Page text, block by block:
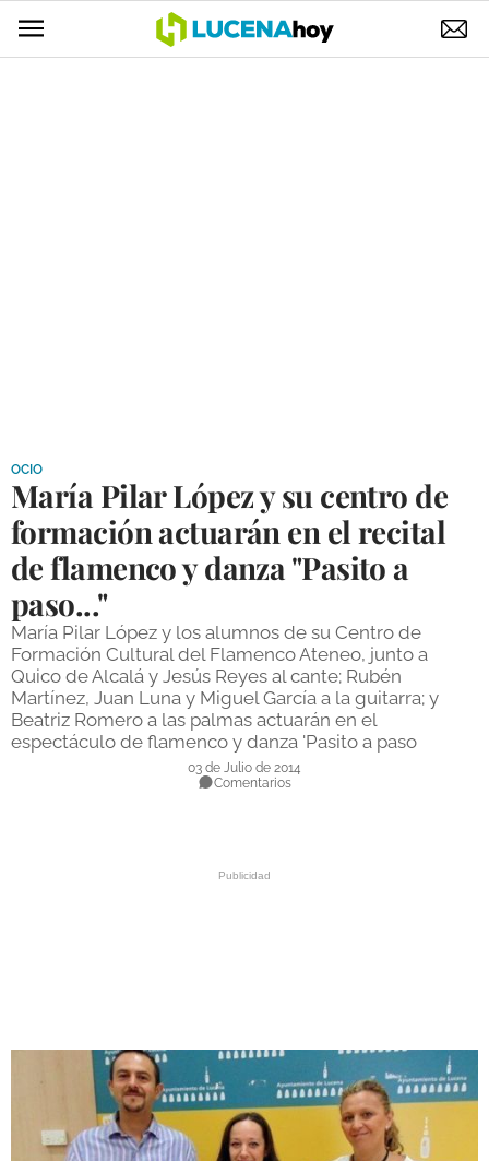
DEPORTES
COMPETICIONES
DEPORTE BASE
OPINIÓN
VENTANA CIUDADANA
CÓRDOBA
OCIO
María Pilar López y su centro de
formación actuarán en el recital
de flamenco y danza "Pasito a
paso..."
María Pilar López y los alumnos de su Centro de
Formación Cultural del Flamenco Ateneo, junto a
Quico de Alcalá y Jesús Reyes al cante; Rubén
Martínez, Juan Luna y Miguel García a la guitarra; y
Beatriz Romero a las palmas actuarán en el
espectáculo de flamenco y danza 'Pasito a paso
03 de Julio de 2014
Comentarios